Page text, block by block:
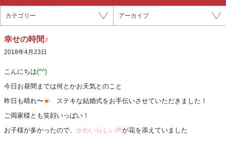
カテゴリー アーカイブ
幸せの時間♪
2018年4月23日
こんにちは(^^)
今日お昼間までは何とかお天気とのこと
昨日も晴れ〜☀ ステキな結婚式をお手伝いさせていただきました！
ご両家様とも笑顔いっぱい！
お子様が多かったので、 かわいらしい声が花を添えていました